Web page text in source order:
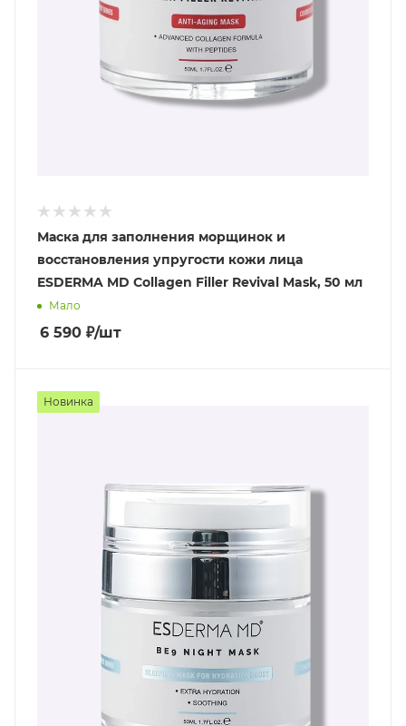
Маска для заполнения морщинок и
восстановления упругости кожи лица
ESDERMA MD Collagen Filler Revival Mask, 50 мл
Мало
6 590 ₽/шт
Новинка